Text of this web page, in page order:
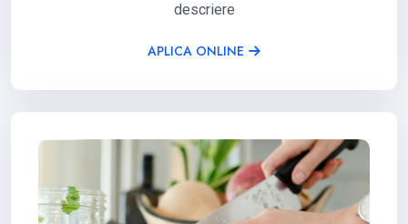
descriere
APLICA ONLINE